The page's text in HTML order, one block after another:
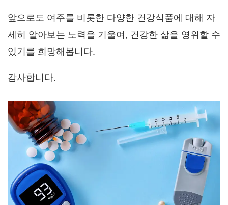
앞으로도 여주를 비롯한 다양한 건강식품에 대해 자
세히 알아보는 노력을 기울여, 건강한 삶을 영위할 수
있기를 희망해봅니다.
감사합니다.